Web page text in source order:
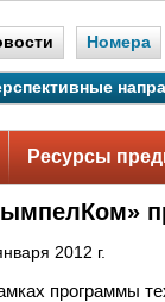
Номера
Ресурсы
2012 г.
программы